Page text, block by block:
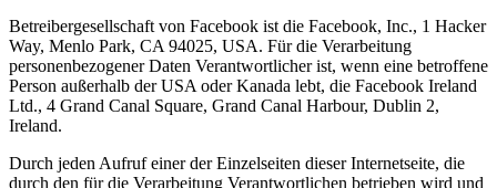
Betreibergesellschaft von Facebook ist die Facebook, Inc., 1 Hacker
Way, Menlo Park, CA 94025, USA. Für die Verarbeitung
personenbezogener Daten Verantwortlicher ist, wenn eine betroffene
Person außerhalb der USA oder Kanada lebt, die Facebook Ireland
Ltd., 4 Grand Canal Square, Grand Canal Harbour, Dublin 2,
Ireland.
Durch jeden Aufruf einer der Einzelseiten dieser Internetseite, die
durch den für die Verarbeitung Verantwortlichen betrieben wird und